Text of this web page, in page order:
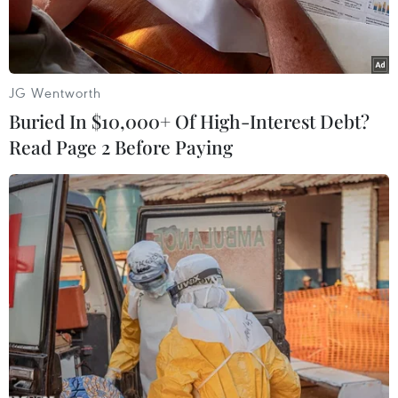
Người dân đeo khẩu trang phòng lây nhiễm COVID-19 tại
Tokyo, Nhật Bản. (Ảnh: THX/TTXVN)
Trong bối cảnh số ca nhiễm mới tiếp xu hướng
giảm nhưng tốc độ giảm khá chậm, Chính phủ
Nhật Bản đang cân nhắc gia hạn các biện pháp
JG Wentworth
Buried In $10,000+ Of High-Interest Debt?
Read Page 2 Before Paying